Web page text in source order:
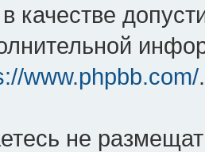
качестве
www.phpbb.com/.
не